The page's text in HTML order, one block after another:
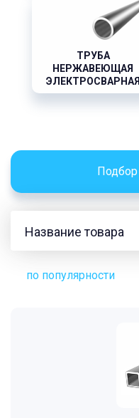
ТРУБА
НЕРЖАВЕЮЩАЯ
ЭЛЕКТРОСВАРНАЯ
по популярности